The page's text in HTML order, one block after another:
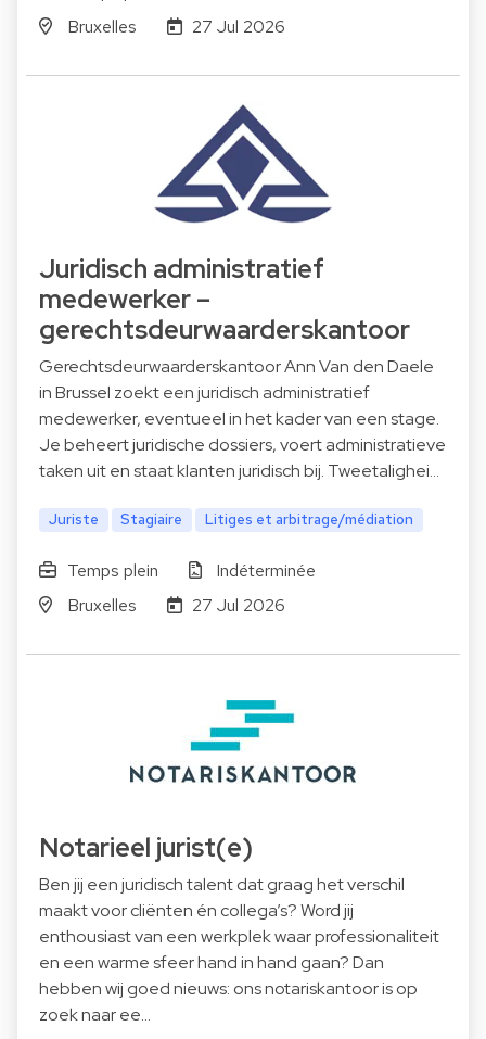
Bruxelles
27 Jul 2026
Juridisch administratief
medewerker –
gerechtsdeurwaarderskantoor
Gerechtsdeurwaarderskantoor Ann Van den Daele
in Brussel zoekt een juridisch administratief
medewerker, eventueel in het kader van een stage.
Je beheert juridische dossiers, voert administratieve
taken uit en staat klanten juridisch bij. Tweetalighei…
Juriste Stagiaire Litiges et arbitrage/médiation
Temps plein
Indéterminée
Bruxelles
27 Jul 2026
Notarieel jurist(e)
Ben jij een juridisch talent dat graag het verschil
maakt voor cliënten én collega’s? Word jij
enthousiast van een werkplek waar professionaliteit
en een warme sfeer hand in hand gaan? Dan
hebben wij goed nieuws: ons notariskantoor is op
zoek naar ee…